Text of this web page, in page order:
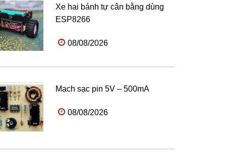
Xe hai bánh tự cân bằng dùng
ESP8266
08/08/2026
Mạch sạc pin 5V – 500mA
08/08/2026